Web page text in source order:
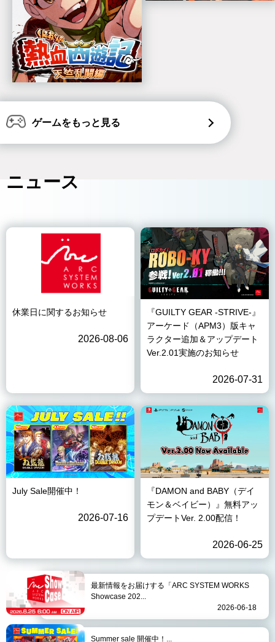
ゲームをもっと見る
ニュース
休業日に関するお知らせ
2026-08-06
『GUILTY GEAR -STRIVE-』
アーケード（APM3）版キャ
ラクター追加＆アップデート
Ver.2.01実施のお知らせ
2026-07-31
July Sale開催中！
2026-07-16
『DAMON and BABY（デイ
モン＆ベイビー）』無料アッ
プデートVer. 2.00配信！
2026-06-25
最新情報をお届けする「ARC SYSTEM WORKS
Showcase 202...
2026-06-18
Summer sale 開催中！...